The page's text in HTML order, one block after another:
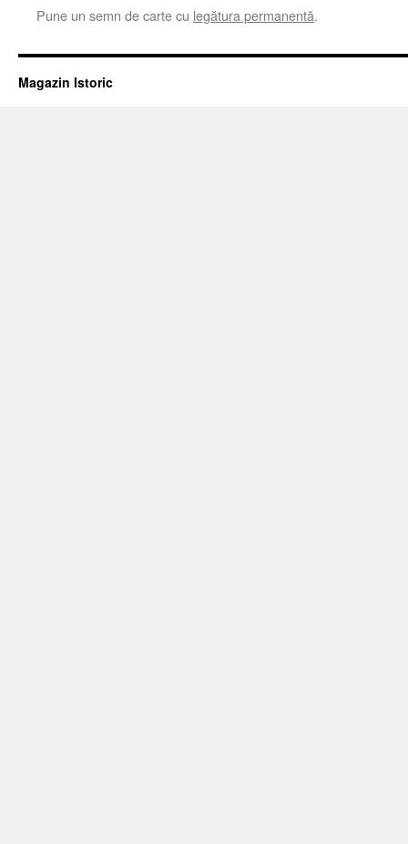
Pune un semn de carte cu legătura permanentă.
Magazin Istoric